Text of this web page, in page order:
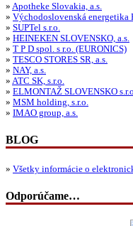
» Apotheke Slovakia, a.s.
» Východoslovenská energetika
» SUPTel s.r.o.
» HEINEKEN SLOVENSKO, a.s.
» T P D spol. s r.o. (EURONICS)
» TESCO STORES SR, a.s.
» NAY, a.s.
» ATC SK, s.r.o.
» ELMONTAŽ SLOVENSKO
» MSM holding, s.r.o.
» IMAO group, a.s.
BLOG
» Všetky informácie o
Odporúčame…